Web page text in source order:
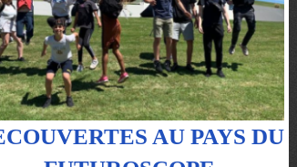
AU PAYS DU